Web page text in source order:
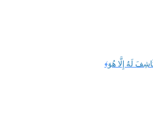
لَهُ إِلَّا هُوَ﴾